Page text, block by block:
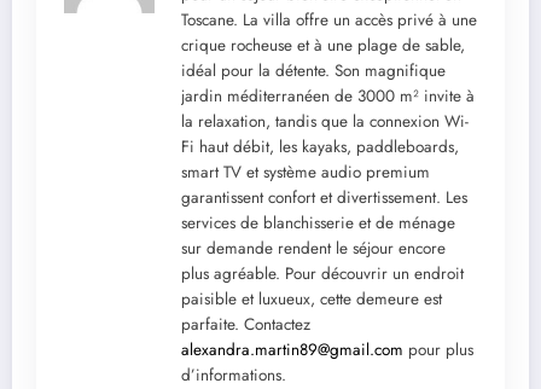
Toscane. La villa offre un accès privé à une
crique rocheuse et à une plage de sable,
idéal pour la détente. Son magnifique
jardin méditerranéen de 3000 m² invite à
la relaxation, tandis que la connexion Wi-
Fi haut débit, les kayaks, paddleboards,
smart TV et système audio premium
garantissent confort et divertissement. Les
services de blanchisserie et de ménage
sur demande rendent le séjour encore
plus agréable. Pour découvrir un endroit
paisible et luxueux, cette demeure est
parfaite. Contactez
alexandra.martin89@gmail.com pour plus
d’informations.